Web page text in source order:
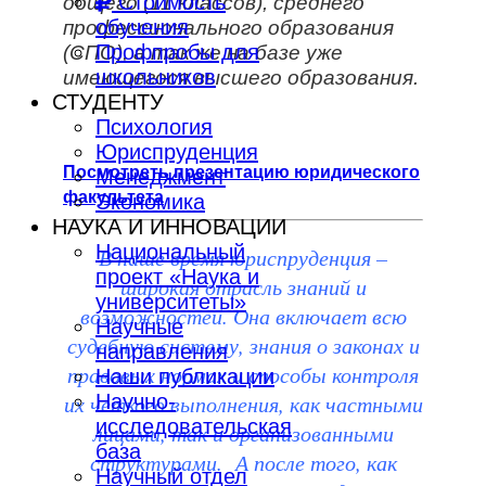
обучения
Профпробы для
школьников
СТУДЕНТУ
Психология
Юриспруденция
Менеджмент
Экономика
НАУКА И ИННОВАЦИИ
Национальный
проект «Наука и
университеты»
Научные
направления
Наши публикации
Научно-
исследовательская
база
Научный отдел
профессионального образования
(СПО), а так же на базе уже
имеющегося высшего образования.
Посмотреть презентацию юридического
факультета
В наше время юриспруденция –
широкая отрасль знаний и
возможностей. Она включает всю
судебную систему, знания о законах и
правовых нормах и способы контроля
их четкого выполнения, как частными
лицами, так и организованными
структурами. А после того, как